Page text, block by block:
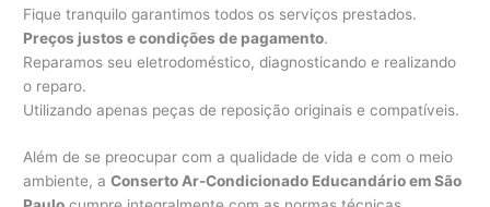
Fique tranquilo garantimos todos os serviços prestados.
Preços justos e condições de pagamento.
Reparamos seu eletrodoméstico, diagnosticando e realizando
o reparo.
Utilizando apenas peças de reposição originais e compatíveis.
Além de se preocupar com a qualidade de vida e com o meio
ambiente, aConserto Ar-Condicionado Educandário em São